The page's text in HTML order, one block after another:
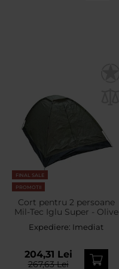
FINAL SALE
PROMOTII
Cort pentru 2 persoane
Mil-Tec Iglu Super - Olive
Expediere: Imediat
204,31 Lei
267,63 Lei